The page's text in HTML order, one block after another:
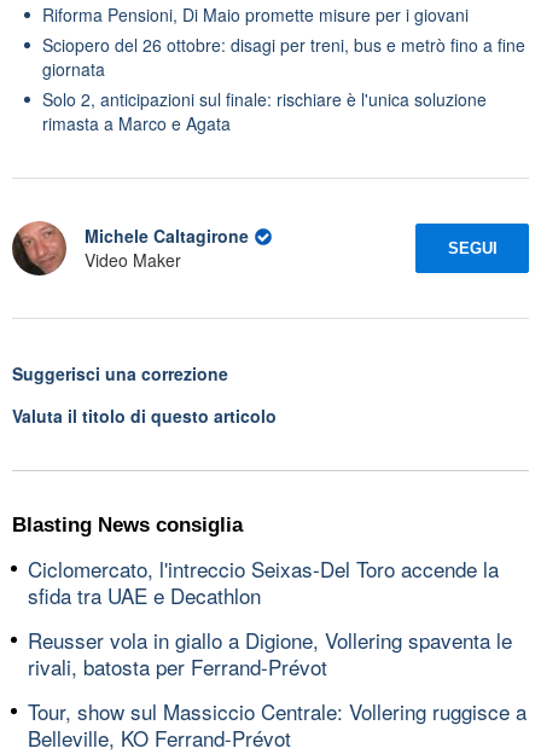
Riforma Pensioni, Di Maio promette misure per i giovani
Sciopero del 26 ottobre: disagi per treni, bus e metrò fino a fine
giornata
Solo 2, anticipazioni sul finale: rischiare è l'unica soluzione
rimasta a Marco e Agata
Michele Caltagirone
Video Maker
SEGUI
Suggerisci una correzione
Valuta il titolo di questo articolo
Blasting News consiglia
Ciclomercato, l'intreccio Seixas-Del Toro accende la
sfida tra UAE e Decathlon
Reusser vola in giallo a Digione, Vollering spaventa le
rivali, batosta per Ferrand-Prévot
Tour, show sul Massiccio Centrale: Vollering ruggisce a
Belleville, KO Ferrand-Prévot